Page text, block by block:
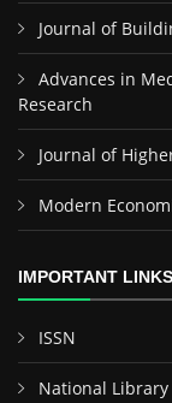
Journal of
Advances in
Research
Journal of
Modern
IMPORTANT LINKS
ISSN
National